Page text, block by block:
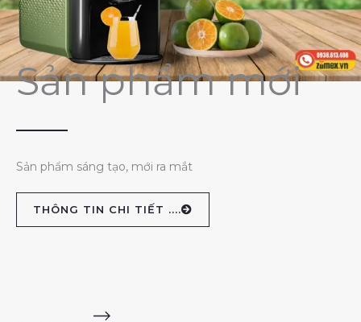
Sản phẩm mới
Sản phẩm sáng tạo, mới ra mắt
THÔNG TIN CHI TIẾT ....